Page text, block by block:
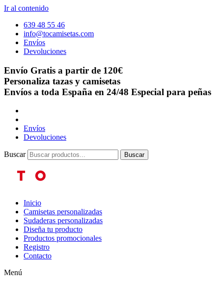
Ir al contenido
639 48 55 46
info@tocamisetas.com
Envíos
Devoluciones
Envío Gratis a partir de 120€
Personaliza tazas y camisetas
Envíos a toda España en 24/48 Especial para peñas
Envíos
Devoluciones
Buscar Buscar
Inicio
Camisetas personalizadas
Sudaderas personalizadas
Diseña tu producto
Productos promocionales
Registro
Contacto
Menú